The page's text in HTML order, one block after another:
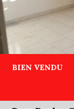
BIEN VENDU